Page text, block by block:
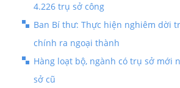
4.226 trụ sở công
Ban Bí thư: Thực hiện nghiêm dời
chính ra ngoại thành
Hàng loạt bộ, ngành có trụ sở mới
sở cũ